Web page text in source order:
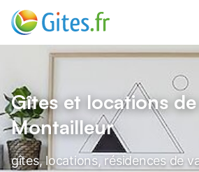
Gîtes et locations
Montailleur
gîtes, locations, résidences de